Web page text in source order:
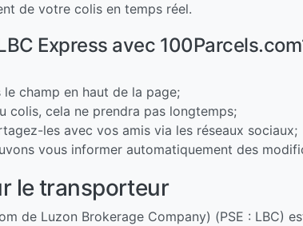
de votre colis en temps réel.
Express avec
champ en haut de la page;
colis, cela ne prendra pas longtemps;
les avec vos amis via les réseaux sociaux;
vous informer automatiquement des
le transporteur
de Luzon Brokerage Company) (PSE : LBC)